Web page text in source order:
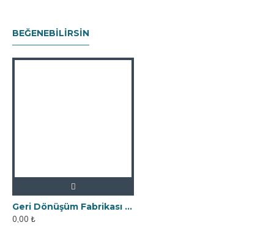
BEĞENEBILIRSIN
Geri Dönüşüm Fabrikası İçin Kolay Temizlenebilir Neodyum Elek Mıknatıs
0,00 ₺